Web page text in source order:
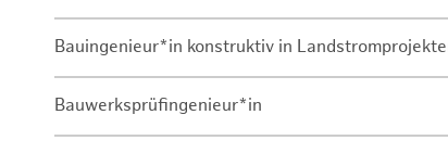
Bauingenieur*in konstruktiv in
Bauwerksprüfingenieur*in